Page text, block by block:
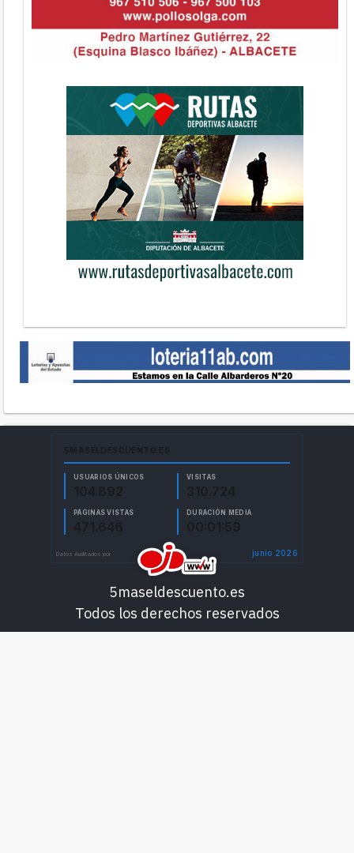
5maseldescuento.es
Todos los derechos reservados